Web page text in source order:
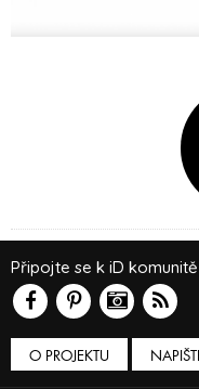
O PROJEKTU
Připojte se k iD komunitě